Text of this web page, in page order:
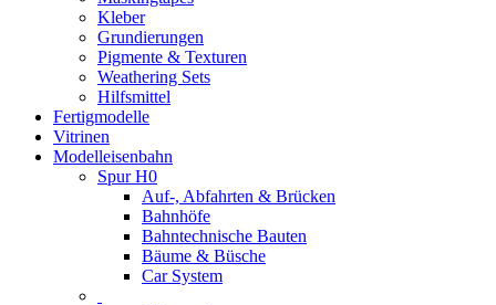
Kleber
Grundierungen
Pigmente & Texturen
Weathering Sets
Hilfsmittel
Fertigmodelle
Vitrinen
Modelleisenbahn
Spur H0
Auf-, Abfahrten & Brücken
Bahnhöfe
Bahntechnische Bauten
Bäume & Büsche
Car System